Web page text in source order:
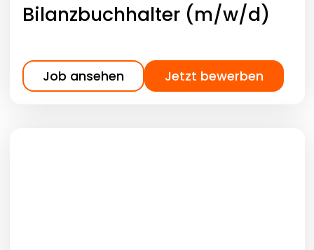
Bilanzbuchhalter (m/w/d)
Job ansehen Jetzt bewerben